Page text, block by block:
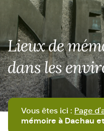
Vous êtes ici : Page
mémoire à Dachau
Lieux de
dans les